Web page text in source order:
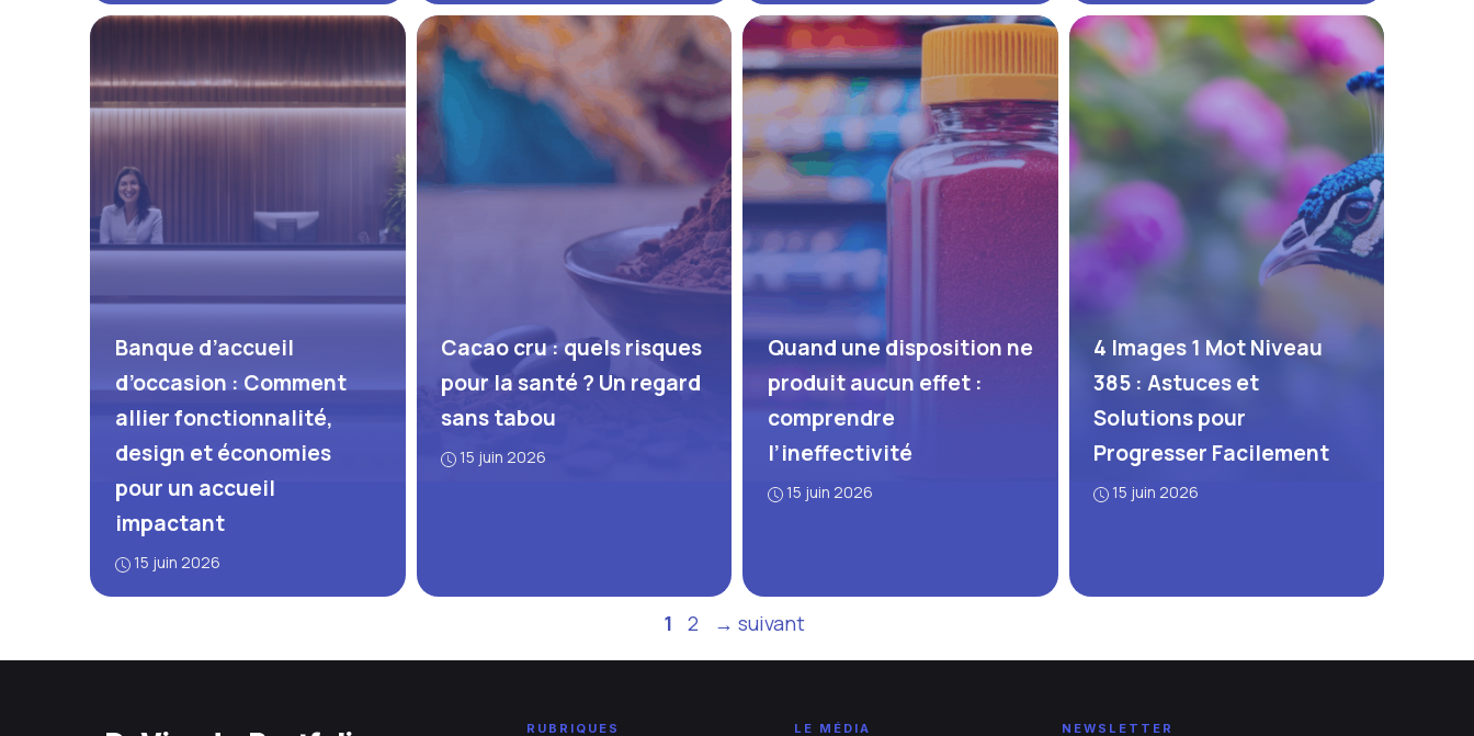
Banque d’accueil
d’occasion : Comment
allier fonctionnalité,
design et économies
pour un accueil
impactant
15 juin 2026
Cacao cru : quels risques
pour la santé ? Un regard
sans tabou
15 juin 2026
Quand une disposition ne
produit aucun effet :
comprendre
l’ineffectivité
15 juin 2026
4 Images 1 Mot Niveau
385 : Astuces et
Solutions pour
Progresser Facilement
15 juin 2026
Page
1 Page
2 → suivant
RUBRIQUES LE MÉDIA NEWSLETTER